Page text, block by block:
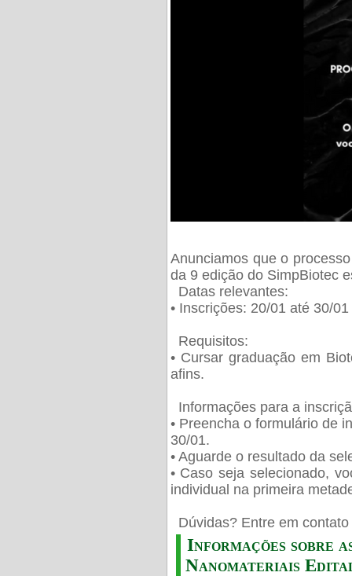
Anunciamos que o
da 9 edição do SimpBiotec
Datas relevantes:
• Inscrições: 20/01 até 30/01
Requisitos:
• Cursar graduação em
afins.
Informações para a
• Preencha o formulário de
30/01.
• Aguarde o resultado da
• Caso seja selecionado,
individual na primeira
Dúvidas? Entre em
Informações sobre
Nanomateriais